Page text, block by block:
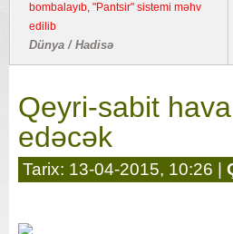
bombalayıb, "Pantsir" sistemi məhv
edilib
Dünya / Hadisə
Qeyri-sabit
edəcək
Tarix: 13-04-2015, 10:26 |